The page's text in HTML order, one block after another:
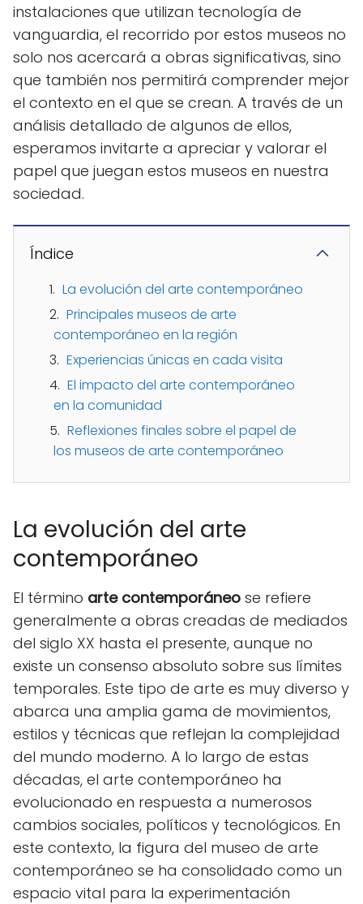
instalaciones que utilizan tecnología de
vanguardia, el recorrido por estos museos no
solo nos acercará a obras significativas, sino
que también nos permitirá comprender mejor
el contexto en el que se crean. A través de un
análisis detallado de algunos de ellos,
esperamos invitarte a apreciar y valorar el
papel que juegan estos museos en nuestra
sociedad.
Índice
La evolución del arte contemporáneo
Principales museos de arte
contemporáneo en la región
Experiencias únicas en cada visita
El impacto del arte contemporáneo
en la comunidad
Reflexiones finales sobre el papel de
los museos de arte contemporáneo
La evolución del arte
contemporáneo
El término arte contemporáneo se refiere
generalmente a obras creadas de mediados
del siglo XX hasta el presente, aunque no
existe un consenso absoluto sobre sus límites
temporales. Este tipo de arte es muy diverso y
abarca una amplia gama de movimientos,
estilos y técnicas que reflejan la complejidad
del mundo moderno. A lo largo de estas
décadas, el arte contemporáneo ha
evolucionado en respuesta a numerosos
cambios sociales, políticos y tecnológicos. En
este contexto, la figura del museo de arte
contemporáneo se ha consolidado como un
espacio vital para la experimentación